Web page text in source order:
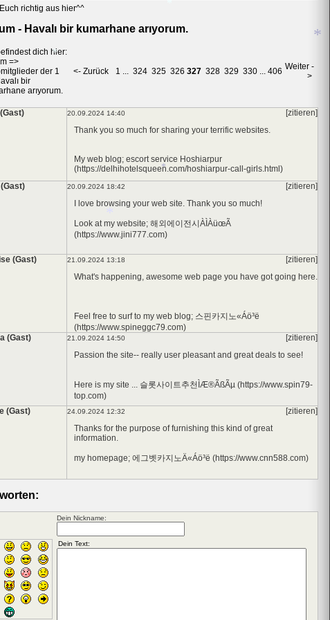
richtig aus hier^^
- Havalı bir kumarhane arıyorum.
dich hier:
=>
der 1
bir
arıyorum.
<- Zurück 1 ... 324 325 326 327 328 329 330 ... 406 Weiter -
>
20.09.2024 14:40
[zitieren]
Thank you so much for sharing your terrific websites.
My web blog; escort service Hoshiarpur
(https://delhihotelsqueen.com/hoshiarpur-call-girls.html)
20.09.2024 18:42
[zitieren]
I love browsing your web site. Thank you so much!
Look at my website; 해외에이전시ÀÌÀüœÃ
(https://www.jini777.com)
(Gast) 21.09.2024 13:18
[zitieren]
What's happening, awesome web page you have got going here.
Feel free to surf to my web blog; 스핀카지노«Áö³ë
(https://www.spineggc79.com)
(Gast)
21.09.2024 14:50
[zitieren]
Passion the site-- really user pleasant and great deals to see!
Here is my site ... 슬롯사이트추천ÌÆ®ÃßÃµ (https://www.spin79-
top.com)
(Gast)
24.09.2024 12:32
[zitieren]
Thanks for the purpose of furnishing this kind of great
information.
my homepage; 에그벳카지노Ä«Áö³ë (https://www.cnn588.com)
Dein Nickname:
*
*
*